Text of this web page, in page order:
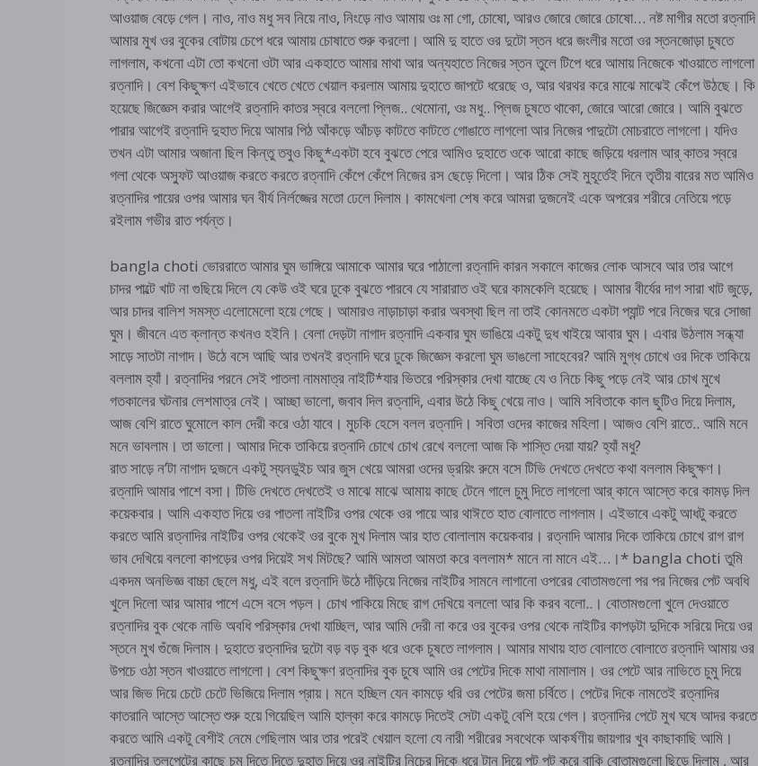
আওয়াজ বেড়ে গেল। নাও, নাও মধু সব নিয়ে নাও, নিংড়ে নাও আমায় ওঃ মা গো, চোষো, আরও জোরে জোরে চোষো… নষ্ট মাগীর মতো রত্নাদি
আমার মুখ ওর বুকের বোটায় চেপে ধরে আমায় চোষাতে শুরু করলো। আমি দু হাতে ওর দুটো স্তন ধরে জংলীর মতো ওর স্তনজোড়া চুষতে
লাগলাম, কখনো এটা তো কখনো ওটা আর একহাতে আমার মাথা আর অন্যহাতে নিজের স্তন তুলে টিপে ধরে আমায় নিজেকে খাওয়াতে লাগলো
রত্নাদি। বেশ কিছুক্ষণ এইভাবে খেতে খেতে খেয়াল করলাম আমায় দুহাতে জাপটে ধরেছে ও, আর থরথর করে মাঝে মাঝেই কেঁপে উঠছে। কি
হয়েছে জিজ্ঞেস করার আগেই রত্নাদি কাতর স্বরে বললো প্লিজ.. থেমোনা, ওঃ মধু.. প্লিজ চুষতে থাকো, জোরে আরো জোরে। আমি বুঝতে
পারার আগেই রত্নাদি দুহাত দিয়ে আমার পিঠ আঁকড়ে আঁচড় কাটতে কাটতে গোঙাতে লাগলো আর নিজের পাদুটো মোচরাতে লাগলো। যদিও
তখন এটা আমার অজানা ছিল কিন্তু তবুও কিছু*একটা হবে বুঝতে পেরে আমিও দুহাতে ওকে আরো কাছে জড়িয়ে ধরলাম আর্ কাতর স্বরে
গলা থেকে অস্ফুট আওয়াজ করতে করতে রত্নাদি কেঁপে কেঁপে নিজের রস ছেড়ে দিলো। আর ঠিক সেই মুহূর্তেই দিনে তৃতীয় বারের মত আমিও
রত্নাদির পায়ের ওপর আমার ঘন বীর্য নির্লজ্জের মতো ঢেলে দিলাম। কামখেলা শেষ করে আমরা দুজনেই একে অপরের শরীরে নেতিয়ে পড়ে
রইলাম গভীর রাত পর্যন্ত।
bangla choti ভোররাতে আমার ঘুম ভাঙ্গিয়ে আমাকে আমার ঘরে পাঠালো রত্নাদি কারন সকালে কাজের লোক আসবে আর তার আগে
চাদর পাল্টে খাট না গুছিয়ে দিলে যে কেউ ওই ঘরে ঢুকে বুঝতে পারবে যে সারারাত ওই ঘরে কামকেলি হয়েছে। আমার বীর্যের দাগ সারা খাট জুড়ে,
আর চাদর বালিশ সমস্ত এলোমেলো হয়ে গেছে। আমারও নাড়াচাড়া করার অবস্থা ছিল না তাই কোনমতে একটা প্যান্ট পরে নিজের ঘরে সোজা
ঘুম। জীবনে এত ক্লান্ত কখনও হইনি। বেলা দেড়টা নাগাদ রত্নাদি একবার ঘুম ভাঙিয়ে একটু দুধ খাইয়ে আবার ঘুম। এবার উঠলাম সন্ধ্যা
সাড়ে সাতটা নাগাদ। উঠে বসে আছি আর তখনই রত্নাদি ঘরে ঢুকে জিজ্ঞেস করলো ঘুম ভাঙলো সাহেবের? আমি মুগ্ধ চোখে ওর দিকে তাকিয়ে
বললাম হ্যাঁ। রত্নাদির পরনে সেই পাতলা নামমাত্র নাইটি*যার ভিতরে পরিস্কার দেখা যাচ্ছে যে ও নিচে কিছু পড়ে নেই আর চোখ মুখে
গতকালের ঘটনার লেশমাত্র নেই। আচ্ছা ভালো, জবাব দিল রত্নাদি, এবার উঠে কিছু খেয়ে নাও। আমি সবিতাকে কাল ছুটিও দিয়ে দিলাম,
আজ বেশি রাতে ঘুমোলে কাল দেরী করে ওঠা যাবে। মুচকি হেসে বলল রত্নাদি। সবিতা ওদের কাজের মহিলা। আজও বেশি রাতে.. আমি মনে
মনে ভাবলাম। তা ভালো। আমার দিকে তাকিয়ে রত্নাদি চোখে চোখ রেখে বললো আজ কি শাস্তি দেয়া যায়? হ্যাঁ মধু?
রাত সাড়ে ন’টা নাগাদ দুজনে একটু স্যনডুইচ আর জুস খেয়ে আমরা ওদের ড্রয়িং রুমে বসে টিভি দেখতে দেখতে কথা বললাম কিছুক্ষণ।
রত্নাদি আমার পাশে বসা। টিভি দেখতে দেখতেই ও মাঝে মাঝে আমায় কাছে টেনে গালে চুমু দিতে লাগলো আর্ কানে আস্তে করে কামড় দিল
কয়েকবার। আমি একহাত দিয়ে ওর পাতলা নাইটির ওপর থেকে ওর পায়ে আর থাঈতে হাত বোলাতে লাগলাম। এইভাবে একটু আধটু করতে
করতে আমি রত্নাদির নাইটির ওপর থেকেই ওর বুকে মুখ দিলাম আর হাত বোলালাম কয়েকবার। রত্নাদি আমার দিকে তাকিয়ে চোখে রাগ রাগ
ভাব দেখিয়ে বললো কাপড়ের ওপর দিয়েই সখ মিটছে? আমি আমতা আমতা করে বললাম* মানে না মানে এই…।* bangla choti তুমি
একদম অনভিজ্ঞ বাচ্চা ছেলে মধু, এই বলে রত্নাদি উঠে দাঁড়িয়ে নিজের নাইটির সামনে লাগানো ওপরের বোতামগুলো পর পর নিজের পেট অবধি
খুলে দিলো আর আমার পাশে এসে বসে পড়ল। চোখ পাকিয়ে মিছে রাগ দেখিয়ে বললো আর কি করব বলো..। বোতামগুলো খুলে দেওয়াতে
রত্নাদির বুক থেকে নাভি অবধি পরিস্কার দেখা যাচ্ছিল, আর আমি দেরী না করে ওর বুকের ওপর থেকে নাইটির কাপড়টা দুদিকে সরিয়ে দিয়ে ওর
স্তনে মুখ গুঁজে দিলাম। দুহাতে রত্নাদির দুটো বড় বড় বুক ধরে ওকে চুষতে লাগলাম। আমার মাথায় হাত বোলাতে বোলাতে রত্নাদি আমায় ওর
উপচে ওঠা স্তন খাওয়াতে লাগলো। বেশ কিছুক্ষণ রত্নাদির বুক চুষে আমি ওর পেটের দিকে মাথা নামালাম। ওর পেটে আর নাভিতে চুমু দিয়ে
আর জিভ দিয়ে চেটে চেটে ভিজিয়ে দিলাম প্রায়। মনে হচ্ছিল যেন কামড়ে ধরি ওর পেটের জমা চর্বিতে। পেটের দিকে নামতেই রত্নাদির
কাতরানি আস্তে আস্তে শুরু হয়ে গিয়েছিল আমি হাল্কা করে কামড়ে দিতেই সেটা একটু বেশি হয়ে গেল। রত্নাদির পেটে মুখ ঘষে আদর করতে
করতে আমি একটু বেশীই নেমে গেছিলাম আর তার পরেই খেয়াল হলো যে নারী শরীরের সবথেকে আকর্ষণীয় জায়গার খুব কাছাকাছি আমি।
রত্নাদির তলপেটের কাছে চুমু দিতে দিতে দুহাত দিয়ে ওর নাইটির নিচের দিকে ধরে টান দিয়ে পট পট করে বাকি বোতামগুলো ছিড়ে দিলাম , আর